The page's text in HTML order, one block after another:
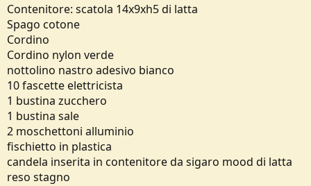
Contenitore: scatola 14x9xh5 di latta
Spago cotone
Cordino
Cordino nylon verde
nottolino nastro adesivo bianco
10 fascette elettricista
1 bustina zucchero
1 bustina sale
2 moschettoni alluminio
fischietto in plastica
candela inserita in contenitore da sigaro mood di latta
reso stagno